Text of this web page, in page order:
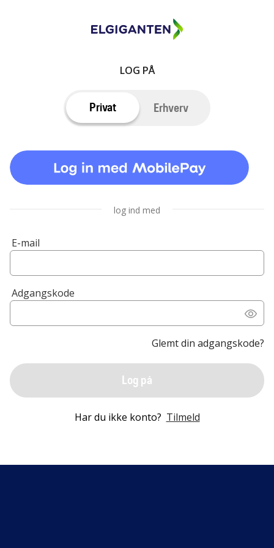
LOG PÅ
Privat Erhverv
log ind med
E-mail
Adgangskode
Glemt din adgangskode?
Log på
Har du ikke konto? Tilmeld